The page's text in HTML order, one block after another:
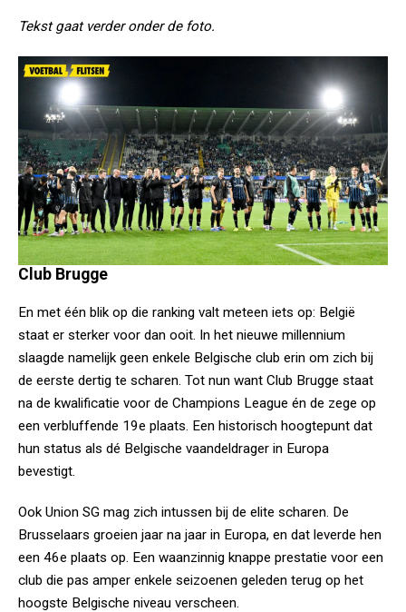
Tekst gaat verder onder de foto.
Club Brugge
En met één blik op die ranking valt meteen iets op: België
staat er sterker voor dan ooit. In het nieuwe millennium
slaagde namelijk geen enkele Belgische club erin om zich bij
de eerste dertig te scharen. Tot nun want Club Brugge staat
na de kwalificatie voor de Champions League én de zege op
een verbluffende 19e plaats. Een historisch hoogtepunt dat
hun status als dé Belgische vaandeldrager in Europa
bevestigt.
Ook Union SG mag zich intussen bij de elite scharen. De
Brusselaars groeien jaar na jaar in Europa, en dat leverde hen
een 46e plaats op. Een waanzinnig knappe prestatie voor een
club die pas amper enkele seizoenen geleden terug op het
hoogste Belgische niveau verscheen.